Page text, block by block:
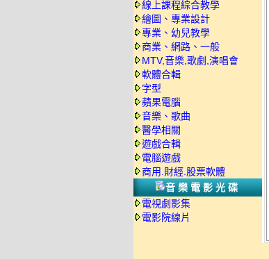
線上課程綜合教學
繪圖、專業設計
專業、幼兒教學
商業、網路、一般
MTV,音樂,歌劇,演唱會
軟體合輯
字型
蘋果電腦
音樂、歌曲
醫學相關
遊戲合輯
電腦遊戲
商用.財經.股票軟體
音樂電影光碟
電視劇影集
電影院線片